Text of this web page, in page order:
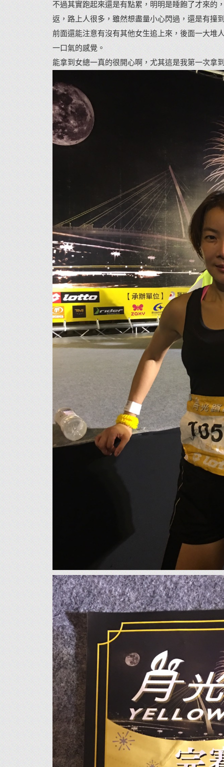
不過其實跑起來還是有點累，明明是睡飽了才來的
返，路上人很多，雖然想盡量小心閃過，還是有撞
前面還能注意有沒有其他女生追上來，後面一大堆
一口氣的感覺。
能拿到女總一真的很開心啊，尤其這是我第一次拿